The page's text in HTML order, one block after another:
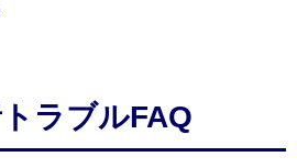
ラブルFAQ